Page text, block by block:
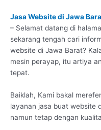
Jasa Website di Jawa
– Selamat datang di
sekarang tengah cari
website di Jawa Barat?
mesin perayap, itu artiya
tepat.
Baiklah, Kami bakal
layanan jasa buat website
namun tetap dengan